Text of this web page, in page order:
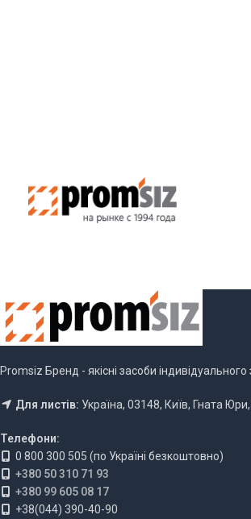
Promsiz Бренд - якісні засоби індивідуального
Для листів: Україна, 03148, Київ, Гната
Телефони:
0 800 300 505 (по Україні безкоштовно)
+380 50 310 71 93
+380 99 605 08 17
+38(044) 390-40-90